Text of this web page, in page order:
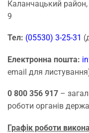
Каланчацький
9
Тел: (05530) 3-25-31
Електронна пошта:
email для
0 800 356 917 –
роботи органів
Графік роботи